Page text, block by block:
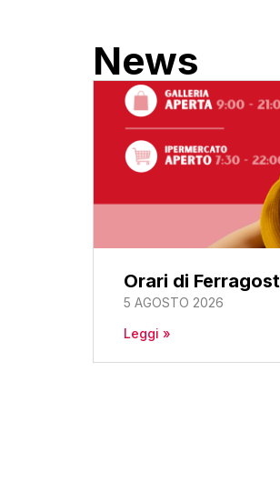
News
Orari di
5 AGOSTO 2026
Leggi »